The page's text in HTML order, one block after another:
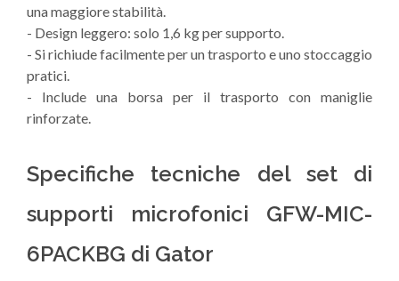
una maggiore stabilità.
- Design leggero: solo 1,6 kg per supporto.
- Si richiude facilmente per un trasporto e uno stoccaggio
pratici.
- Include una borsa per il trasporto con maniglie
rinforzate.
Specifiche tecniche del set di
supporti microfonici GFW-MIC-
6PACKBG di Gator